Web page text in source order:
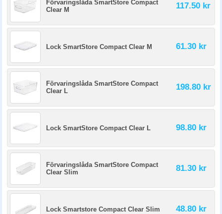
Förvaringslåda SmartStore Compact
Clear M
117.50 kr
Lock SmartStore Compact Clear M 61.30 kr
Förvaringslåda SmartStore Compact
Clear L
198.80 kr
Lock SmartStore Compact Clear L 98.80 kr
Förvaringslåda SmartStore Compact
Clear Slim
81.30 kr
Lock Smartstore Compact Clear Slim 48.80 kr